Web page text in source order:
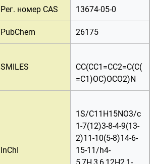
Рег. номер CAS 13674-05-0
PubChem 26175
SMILES
CC(CC1=CC2=C(C(
=C1)OC)OCO2)N
InChI
1S/C11H15NO3/c
1-7(12)3-8-4-9(13-
2)11-10(5-8)14-6-
15-11/h4-